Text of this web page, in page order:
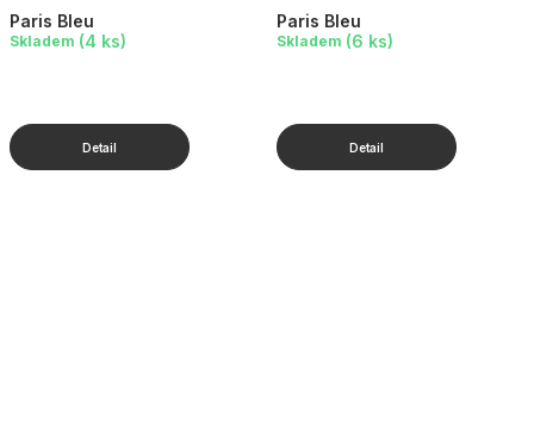
Paris Bleu
Skladem (4 ks)
parfémovaná voda, 10 ml
Paris Bleu
Skladem (6 ks)